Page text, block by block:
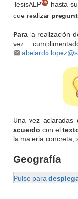
TesisALP
hasta
que realizar
Para la realización
vez
Una vez aclaradas
acuerdo con el
la materia concreta,
Geografía
Pulse para